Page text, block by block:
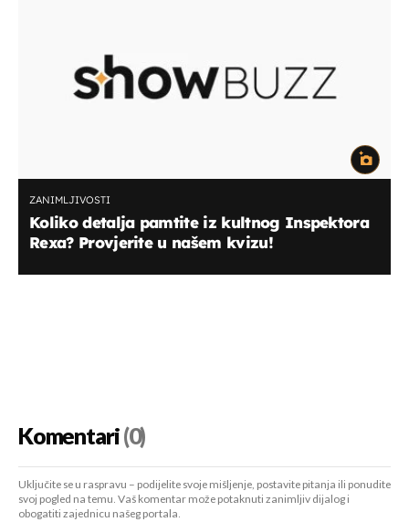
ZANIMLJIVOSTI
Koliko detalja pamtite iz kultnog Inspektora
Rexa? Provjerite u našem kvizu!
Komentari(0)
Uključite se u raspravu – podijelite svoje mišljenje, postavite pitanja ili ponudite
svoj pogled na temu. Vaš komentar može potaknuti zanimljiv dijalog i
obogatiti zajednicu našeg portala.